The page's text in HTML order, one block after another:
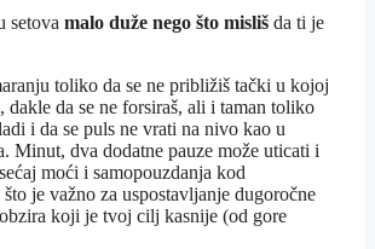
setova malo duže nego što misliš da ti je
toliko da se ne približiš tački u kojoj
dakle da se ne forsiraš, ali i taman toliko
i da se puls ne vrati na nivo kao u
Minut, dva dodatne pauze može uticati i
moći i samopouzdanja kod
što je važno za uspostavljanje dugoročne
koji je tvoj cilj kasnije (od gore